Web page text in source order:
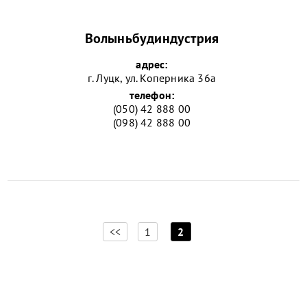
Волыньбудиндустрия
адрес:
г. Луцк, ул. Коперника 36а
телефон:
(050) 42 888 00
(098) 42 888 00
<< 1
[
2